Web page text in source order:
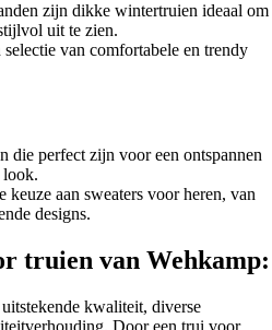
zijn dikke wintertruien ideaal om
uit te zien.
van comfortabele en trendy
die perfect zijn voor een ontspannen
look.
keuze aan sweaters voor heren, van
designs.
truien van Wehkamp:
kwaliteit, diverse
Door een trui voor